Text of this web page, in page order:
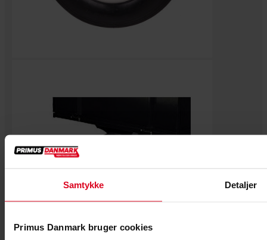
Samtykke Detaljer
Primus Danmark bruger cookies